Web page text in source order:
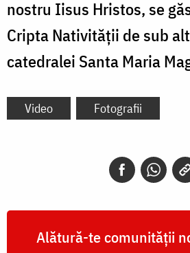
nostru Iisus Hristos, se
Cripta Nativităţii de sub
catedralei Santa Maria
Video Fotografii
Alătură-te comunității